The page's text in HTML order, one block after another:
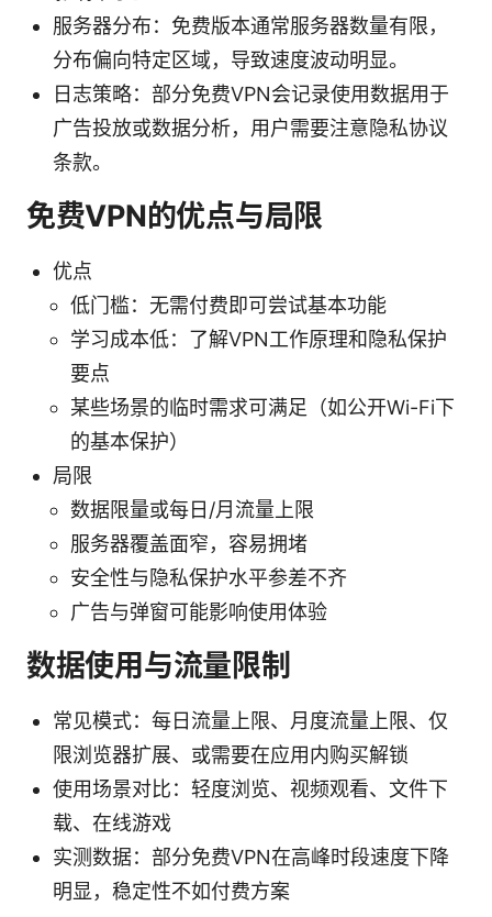
服务器分布：免费版本通常服务器数量有限，
分布偏向特定区域，导致速度波动明显。
日志策略：部分免费VPN会记录使用数据用于
广告投放或数据分析，用户需要注意隐私协议
条款。
免费VPN的优点与局限
优点
低门槛：无需付费即可尝试基本功能
学习成本低：了解VPN工作原理和隐私保护
要点
某些场景的临时需求可满足（如公开Wi-Fi下
的基本保护）
局限
数据限量或每日/月流量上限
服务器覆盖面窄，容易拥堵
安全性与隐私保护水平参差不齐
广告与弹窗可能影响使用体验
数据使用与流量限制
常见模式：每日流量上限、月度流量上限、仅
限浏览器扩展、或需要在应用内购买解锁
使用场景对比：轻度浏览、视频观看、文件下
载、在线游戏
实测数据：部分免费VPN在高峰时段速度下降
明显，稳定性不如付费方案